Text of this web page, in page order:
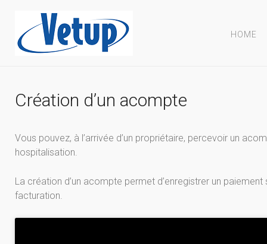
HOME
Création d’un acompte
Vous pouvez, à l’arrivée d’un propriétaire, percevoir un
hospitalisation.
La création d’un acompte permet d’enregistrer un
facturation.